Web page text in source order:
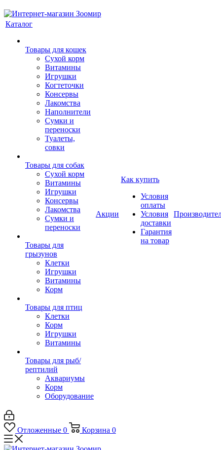
Каталог
Товары для кошек
Cухой корм
Витамины
Игрушки
Когтеточки
Консервы
Лакомства
Наполнители
Сумки и
переноски
Туалеты,
совки
Товары для собак
Cухой корм
Витамины
Игрушки
Консервы
Лакомства
Сумки и
переноски
Товары для
грызунов
Клетки
Игрушки
Витамины
Корм
Товары для птиц
Клетки
Корм
Игрушки
Витамины
Товары для рыб/
рептилий
Аквариумы
Корм
Оборудование
Акции
Как купить
Условия
оплаты
Условия
доставки
Гарантия
на товар
Отложенные 0 Корзина 0